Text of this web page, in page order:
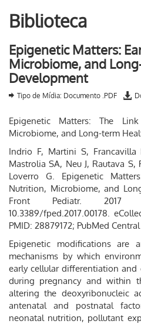
Biblioteca
Epigenetic Matters:
Microbiome, and
Development
Tipo de Mídia: Documento .PDF
Epigenetic Matters: The
Microbiome, and Long-term
Indrio F, Martini S, Francavilla
Mastrolia SA, Neu J, Rautava S,
Loverro G. Epigenetic
Nutrition, Microbiome, and
Front Pediatr. 2017
10.3389/fped.2017.00178.
PMID: 28879172; PubMed
Epigenetic modifications are
mechanisms by which
early cellular differentiation
during pregnancy and within
altering the deoxyribonucleic
antenatal and postnatal
neonatal nutrition, pollutant